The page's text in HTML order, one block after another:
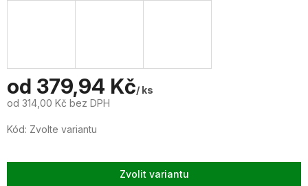
od 379,94 Kč/ ks
od 314,00 Kč bez DPH
cena:
Kód: Zvolte variantu
Zvolit variantu